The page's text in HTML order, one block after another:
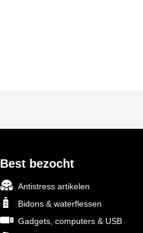
Best bezocht
Antistress artikelen
Bidons & waterflessen
Gadgets, computers & USB